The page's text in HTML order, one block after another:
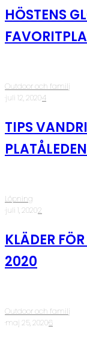
HÖSTENS
Outdoor och familj
·juli 12, 2020·4
TIPS
Löpning
·juli 1, 2020·2
KLÄDER
2020
Outdoor och familj
·maj 25, 2020·6